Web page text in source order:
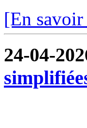
[En
24-04-